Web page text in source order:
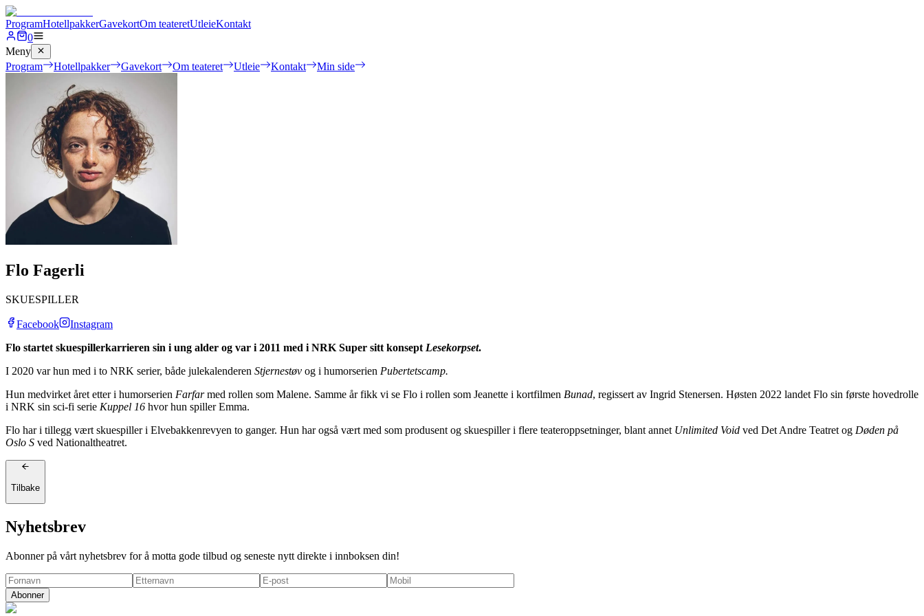
ProgramHotellpakkerGavekortOm teateretUtleieKontakt
0
Meny
Program
Hotellpakker Gavekort Om teateret Utleie Kontakt Min side
Flo Fagerli
SKUESPILLER
Facebook
Instagram
Flo startet skuespillerkarrieren sin i ung alder og var i 2011 med i NRK Super sitt konsept Lesekorpset.
I 2020 var hun med i to NRK serier, både julekalenderen Stjernestøv og i humorserien Pubertetscamp.
Hun medvirket året etter i humorserien Farfarmed rollen som Malene. Samme år fikk vi se Flo i rollen som Jeanette i kortfilmen Bunad, regissert av Ingrid Stenersen. Høsten 2022 landet Flo sin første hovedrolle
i NRK sin sci-fi serie Kuppel 16 hvor hun spiller Emma.
Flo har i tillegg vært skuespiller i Elvebakkenrevyen to ganger. Hun har også vært med som produsent og skuespiller i flere teateroppsetninger, blant annet Unlimited Void ved Det Andre Teatret og Døden på
Oslo S ved Nationaltheatret.
Tilbake
Nyhetsbrev
Abonner på vårt nyhetsbrev for å motta gode tilbud og seneste nytt direkte i innboksen din!
Abonner